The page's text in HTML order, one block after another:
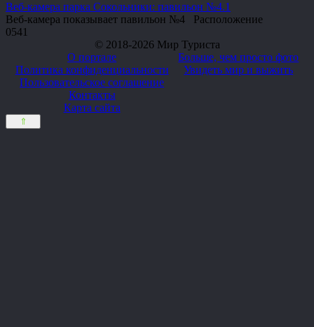
Веб-камера парка Сокольники: павильон №4.1
Веб-камера показывает павильон №4 Расположение
0541
© 2018-2026 Мир Туриста
О портале
Политика конфиденциальности
Пользовательское соглашение
Контакты
Карта сайта
Больше, чем просто фото
Увидеть мир и выжить